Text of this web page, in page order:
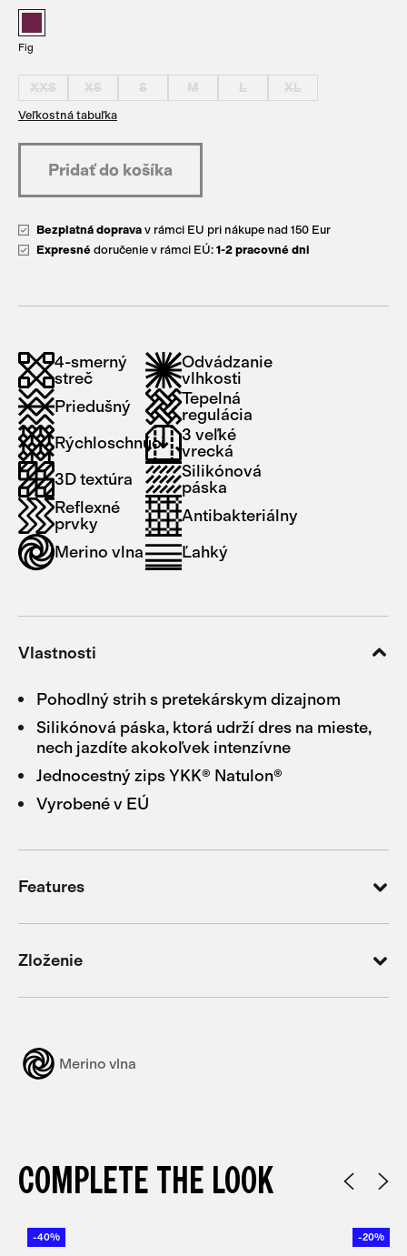
Fig
XXS XS S M L XL
Veľkostná tabuľka
Bezplatná doprava v rámci EU pri nákupe nad 150 Eur
Expresné doručenie v rámci EÚ: 1-2 pracovné dni
4-smerný
streč
Odvádzanie
vlhkosti
Priedušný
Tepelná
regulácia
Rýchloschnúci
3 veľké
vrecká
3D textúra
Silikónová
páska
Reflexné
prvky
Antibakteriálny
Merino vlna
Ľahký
Vlastnosti
Pohodlný strih s pretekárskym dizajnom
Silikónová páska, ktorá udrží dres na mieste,
nech jazdíte akokoľvek intenzívne
Jednocestný zips YKK® Natulon®
Vyrobené v EÚ
Features
Zloženie
Merino vlna
COMPLETE THE LOOK
-40% -20%